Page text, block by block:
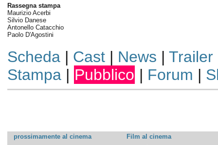
Rassegna stampa
Maurizio Acerbi
Silvio Danese
Antonello Catacchio
Paolo D'Agostini
Scheda| Cast| News | Trailer
Stampa| Pubblico | Forum |
prossimamente al cinema
Film al cinema